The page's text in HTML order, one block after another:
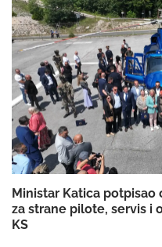
Ministar Katica
za strane pilote, servis i
KS